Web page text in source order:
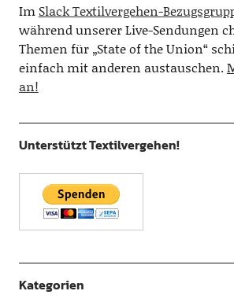
Im Slack Textilvergehen-
während unserer Live-Sendungen
Themen für „State of the Union“
einfach mit anderen austauschen.
an!
Unterstützt Textilvergehen!
Kategorien